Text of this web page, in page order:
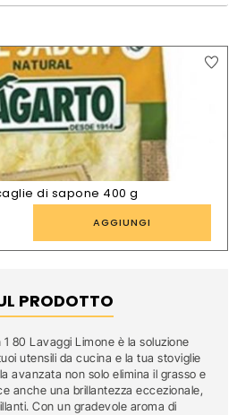
di sapone 400 g
AGGIUNGI
PRODOTTO
80 Lavaggi Limone è la soluzione
utensili da cucina e la tua stoviglie
avanzata non solo elimina il grasso e
anche una brillantezza eccezionale,
Con un gradevole aroma di